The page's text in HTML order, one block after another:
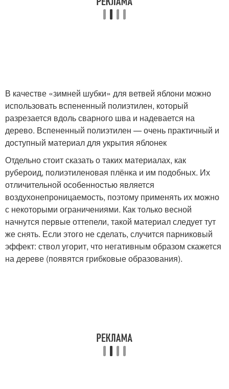
В качестве «зимней шубки» для ветвей яблони можно
использовать вспененный полиэтилен, который
разрезается вдоль сварного шва и надевается на
дерево. Вспененный полиэтилен — очень практичный и
доступный материал для укрытия яблонек
Отдельно стоит сказать о таких материалах, как
рубероид, полиэтиленовая плёнка и им подобных. Их
отличительной особенностью является
воздухонепроницаемость, поэтому применять их можно
с некоторыми ограничениями. Как только весной
начнутся первые оттепели, такой материал следует тут
же снять. Если этого не сделать, случится парниковый
эффект: ствол угорит, что негативным образом скажется
на дереве (появятся грибковые образования).